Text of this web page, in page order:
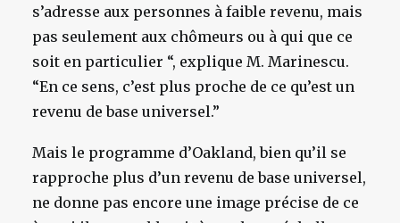
s’adresse aux personnes à faible revenu, mais
pas seulement aux chômeurs ou à qui que ce
soit en particulier “, explique M. Marinescu.
“En ce sens, c’est plus proche de ce qu’est un
revenu de base universel.”
Mais le programme d’Oakland, bien qu’il se
rapproche plus d’un revenu de base universel,
ne donne pas encore une image précise de ce